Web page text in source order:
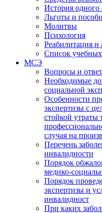
История одного
Льготы и
Молитвы
Психология
Реабилитация и
Список учебных
МСЭ
Вопросы и
Необходимые
социальной
Особенности
экспертизы с
стойкой утраты
случая на
Перечень
инвалидности
Порядок
медико-
Порядок
экспертизы и
инвалидност
При каких